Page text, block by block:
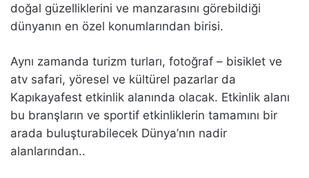
doğal güzelliklerini ve manzarasını görebildiği
dünyanın en özel konumlarından birisi.
Aynı zamanda turizm turları, fotoğraf – bisiklet ve
atv safari, yöresel ve kültürel pazarlar da
Kapıkayafest etkinlik alanında olacak. Etkinlik alanı
bu branşların ve sportif etkinliklerin tamamını bir
arada buluşturabilecek Dünya’nın nadir
alanlarından..